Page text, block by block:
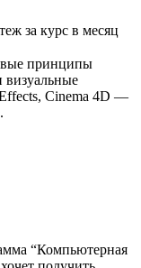
за курс в месяц
принципы
визуальные
Cinema 4D —
“Компьютерная